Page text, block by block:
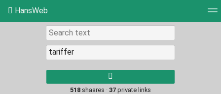
HansWeb
Picture wall
results.
518 shaares · 37 private links